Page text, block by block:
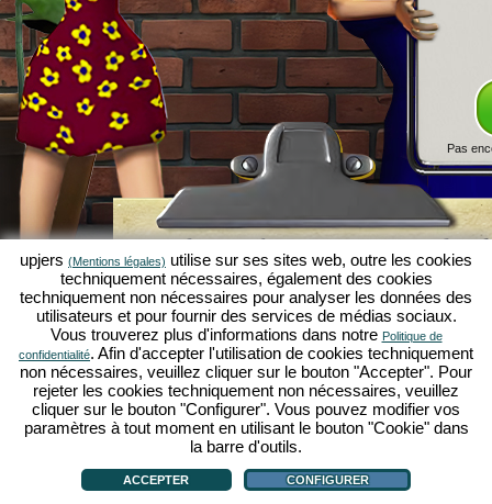
Pas
Simulation économique
jeux par navigateur d'upjers
Kapilands fait partie des meilleursjeux par
véritable jeu rétropour les fans de simulations
upjers, il a été élu "MMO of the Year" et
fans dejeux stratégiques en ligne. Ici, tu peux
économique en tant qu'entrepreneur et faire
simulations économiques!
upjers (Mentions légales) utilise sur ses sites web, outre les cookies
techniquement nécessaires, également des cookies
techniquement non nécessaires pour analyser les données des
utilisateurs et pour fournir des services de médias sociaux.
Vous trouverez plus d'informations dans notre Politique de
confidentialité. Afin d'accepter l'utilisation de cookies techniquement
non nécessaires, veuillez cliquer sur le bouton "Accepter". Pour
rejeter les cookies techniquement non nécessaires, veuillez
cliquer sur le bouton "Configurer". Vous pouvez modifier vos
paramètres à tout moment en utilisant le bouton "Cookie" dans
la barre d'outils.
ACCEPTER CONFIGURER